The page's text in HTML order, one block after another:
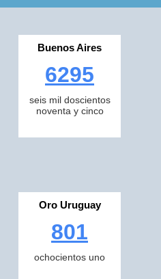
Buenos Aires
6295
seis mil doscientos
noventa y cinco
Oro Uruguay
801
ochocientos uno